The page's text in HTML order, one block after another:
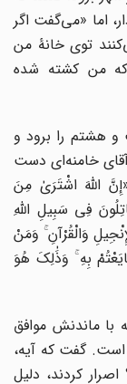
«می‌گفت اگر
توی خانۀ من
من کشته شده
را برود و
خامنه‌ای دست
اللَّهَ اشْتَرَىٰ مِنَ
فِی سَبِیلِ اللَّهِ
وَالْقُرْآنِ ۚ وَمَنْ
بِهِ ۚ وَذَٰلِکَ هُوَ
ماندنش موافق
گفت که آیه،
کردند، دلیل